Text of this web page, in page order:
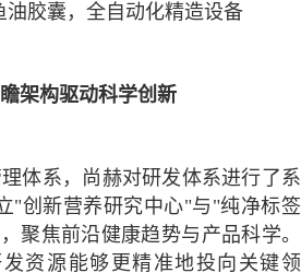
油胶囊，全自动化精造设备
架构驱动科学创新
体系，尚赫对研发体系进行了系
"创新营养研究中心"与"纯净标签
聚焦前沿健康趋势与产品科学。
资源能够更精准地投向关键领